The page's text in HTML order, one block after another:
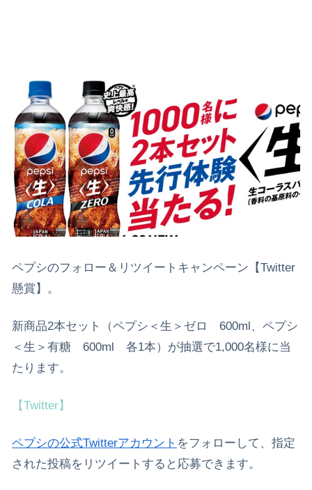
ペプシのフォロー＆リツイートキャンペーン【Twitter
懸賞】。
新商品2本セット（ペプシ＜生＞ゼロ 600ml、ペプシ
＜生＞有糖 600ml 各1本）が抽選で1,000名様に当
たります。
【Twitter】
ペプシの公式Twitterアカウント をフォローして、指定
された投稿をリツイートすると応募できます。